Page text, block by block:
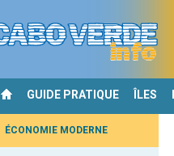
GUIDE PRATIQUE ÎLES
ÉCONOMIE MODERNE